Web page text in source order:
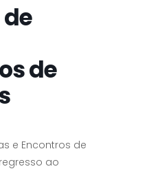
de
e Encontros de
ao